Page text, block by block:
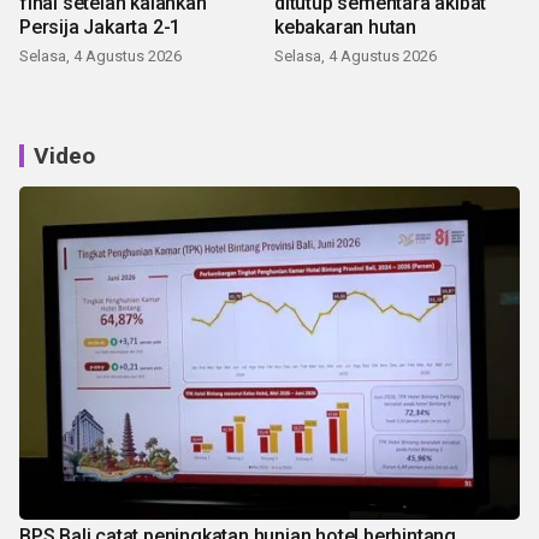
Persija Jakarta 2-1
Selasa, 4 Agustus 2026
kebakaran hutan
Selasa, 4 Agustus 2026
Video